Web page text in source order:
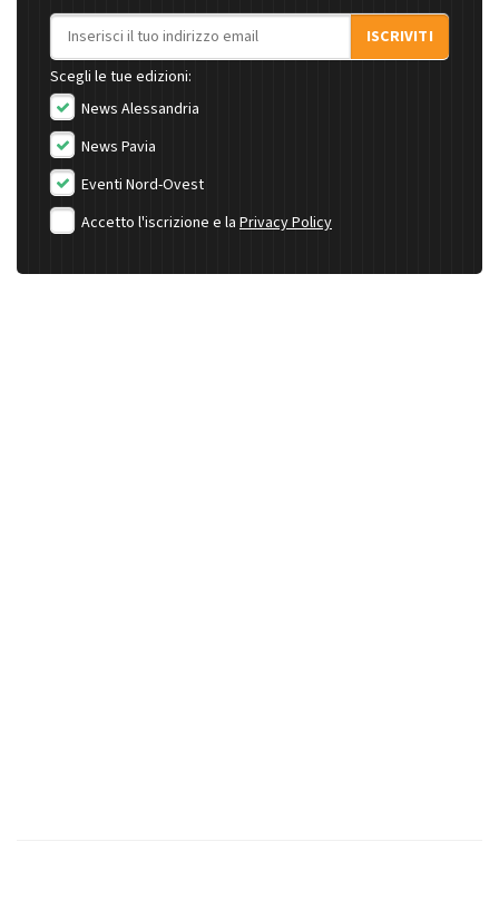
Indirizzo email
ISCRIVITI
Scegli le tue edizioni:
News Alessandria
News Pavia
Eventi Nord-Ovest
Accetto l'iscrizione e la Privacy Policy